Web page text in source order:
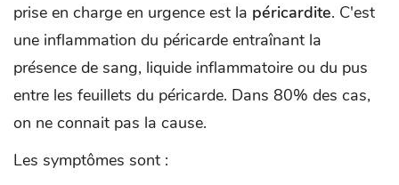
prise en charge en urgence est la péricardite. C'est
une inflammation du péricarde entraînant la
présence de sang, liquide inflammatoire ou du pus
entre les feuillets du péricarde. Dans 80% des cas,
on ne connait pas la cause.
Les symptômes sont :